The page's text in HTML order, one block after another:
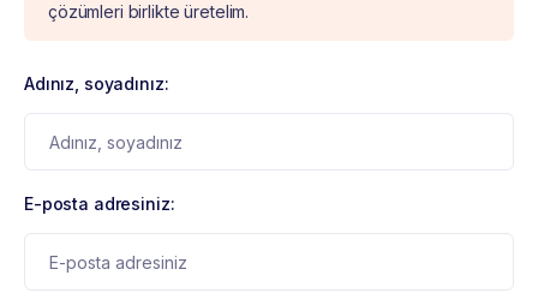
çözümleri birlikte üretelim.
Adınız, soyadınız:
E-posta adresiniz: